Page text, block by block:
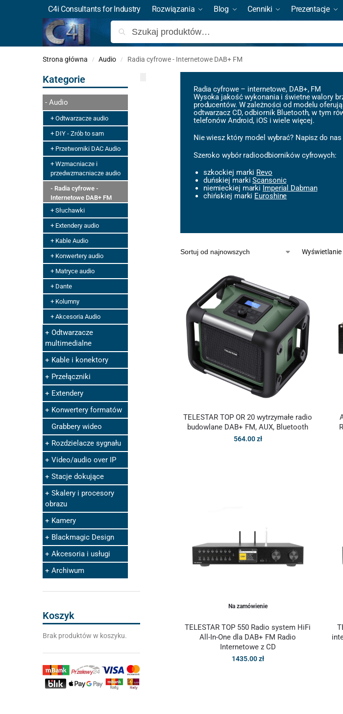
C4i Consultants for Industry Rozwiązania Blog Cenniki Prezentacje
Strona główna / Audio / Radia cyfrowe - Internetowe DAB+ FM
Radia cyfrowe – internetowe, DAB+, FM
Wysoka jakość wykonania i świetne walory
producentów. W zależności od modelu
odtwarzacz CD, odbiornik Bluetooth, w tym
telefonów Android, iOS i wiele więcej.
Nie wiesz który model wybrać? Napisz do nas
Szeroko wybór radioodbiorników cyfrowych:
szkockiej marki Revo
duńskiej marki Scansonic
niemieckiej marki Imperial Dabman
chińskiej marki Euroshine
TELESTAR TOP OR 20 wytrzymałe radio
budowlane DAB+ FM, AUX, Bluetooth
564.00zł
Na zamówienie
TELESTAR TOP 550 Radio system HiFi
All-In-One dla DAB+ FM Radio
Internetowe z CD
1435.00zł
Kategorie
Audio
Odtwarzacze audio
DIY - Zrób to sam
Przetworniki DAC Audio
Wzmacniacze i
przedwzmacniacze audio
Radia cyfrowe -
Internetowe DAB+ FM
Słuchawki
Extendery audio
Kable Audio
Konwertery audio
Matryce audio
Dante
Kolumny
Akcesoria Audio
Odtwarzacze
multimedialne
Kable i konektory
Przełączniki
Extendery
Konwertery formatów
Grabbery wideo
Rozdzielacze sygnału
Video/audio over IP
Stacje dokujące
Skalery i procesory
obrazu
Kamery
Blackmagic Design
Akcesoria i usługi
Archiwum
Koszyk
Brak produktów w koszyku.